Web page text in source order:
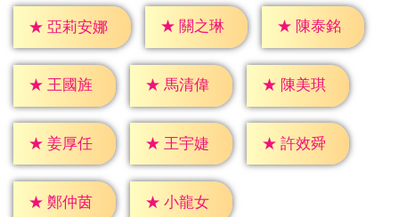
★ 亞莉安娜 ★ 關之琳 ★ 陳泰銘
★ 王國旌 ★ 馬清偉 ★ 陳美琪
★ 姜厚任 ★ 王宇婕 ★ 許效舜
★ 鄭仲茵 ★ 小龍女